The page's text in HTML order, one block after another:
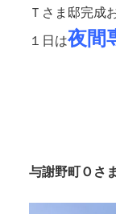
Ｔさま邸完成
１日は夜間
与謝野町Ｏさ